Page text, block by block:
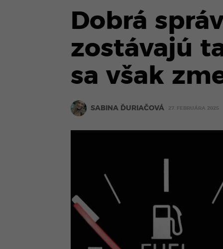
Dobrá
zostávajú
sa však
SABINA ĎURIAČOVÁ 27. FEBRUÁRA 2025